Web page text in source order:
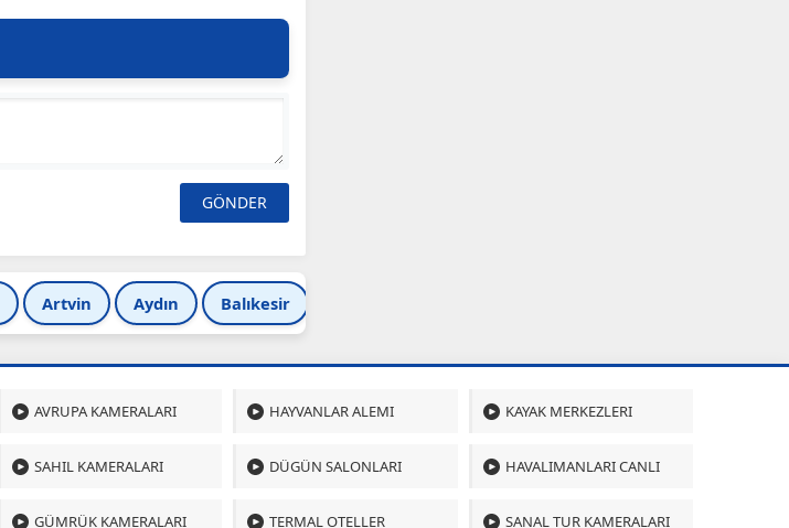
Artvin Aydın Balıkesir
AVRUPA KAMERALARI HAYVANLAR ALEMI KAYAK MERKEZLERI
SAHIL KAMERALARI DÜGÜN SALONLARI HAVALIMANLARI CANLI
GÜMRÜK KAMERALARI TERMAL OTELLER SANAL TUR KAMERALARI